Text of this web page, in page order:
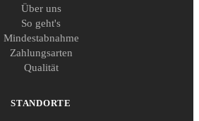
Über uns
So geht's
Mindestabnahme
Zahlungsarten
Qualität
STANDORTE